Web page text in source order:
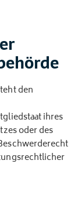
den
ihres
oder des